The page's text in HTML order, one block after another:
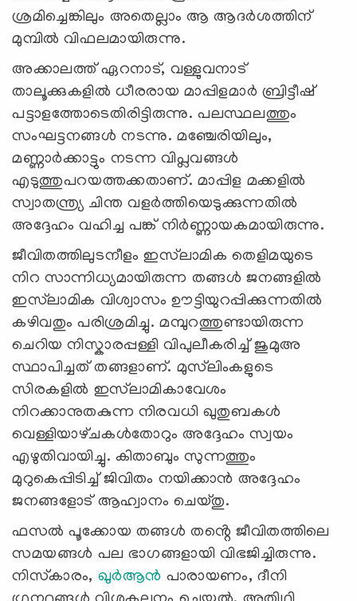
ശ്രമിച്ചെങ്കിലും അതെല്ലാം ആ ആദർശത്തിന്
മുമ്പിൽ വിഫലമായിരുന്നു.
അക്കാലത്ത് ഏറനാട്, വള്ളുവനാട്
താലൂക്കുകളിൽ ധീരരായ മാപ്പിളമാർ ബ്രിട്ടീഷ്
പട്ടാളത്തോടെതിരിട്ടിരുന്നു. പലസ്ഥലത്തും
സംഘട്ടനങ്ങൾ നടന്നു. മഞ്ചേരിയിലും,
മണ്ണാർക്കാട്ടും നടന്ന വിപ്ലവങ്ങൾ
എടുത്തുപറയത്തക്കതാണ്. മാപ്പിള മക്കളിൽ
സ്വാതന്ത്ര്യ ചിന്ത വളർത്തിയെടുക്കുന്നതിൽ
അദ്ദേഹം വഹിച്ച പങ്ക് നിർണ്ണായകമായിരുന്നു.
ജീവിതത്തിലുടനീളം ഇസ്‌ലാമിക തെളിമയുടെ
നിറ സാന്നിധ്യമായിരുന്ന തങ്ങൾ ജനങ്ങളിൽ
ഇസ്‌ലാമിക വിശ്വാസം ഊട്ടിയുറപ്പിക്കുന്നതിൽ
കഴിവതും പരിശ്രമിച്ചു. മമ്പുറത്തുണ്ടായിരുന്ന
ചെറിയ നിസ്കാരപ്പള്ളി വിപുലീകരിച്ച് ജുമുഅ
സ്ഥാപിച്ചത് തങ്ങളാണ്. മുസ്‍ലിംകളുടെ
സിരകളിൽ ഇസ്‍ലാമികാവേശം
നിറക്കാനുതകുന്ന നിരവധി ഖുതുബകൾ
വെള്ളിയാഴ്‌ചകൾതോറും അദ്ദേഹം സ്വയം
എഴുതിവായിച്ചു. കിതാബും സുന്നത്തും
മുറുകെപ്പിടിച്ച് ജിവിതം നയിക്കാൻ അദ്ദേഹം
ജനങ്ങളോട് ആഹ്വാനം ചെയ്തു.
ഫസൽ പൂക്കോയ തങ്ങൾ തൻ്റെ ജീവിതത്തിലെ
സമയങ്ങൾ പല ഭാഗങ്ങളായി വിഭജിച്ചിരുന്നു.
നിസ്‌കാരം, ഖുർആൻ പാരായണം, ദീനി